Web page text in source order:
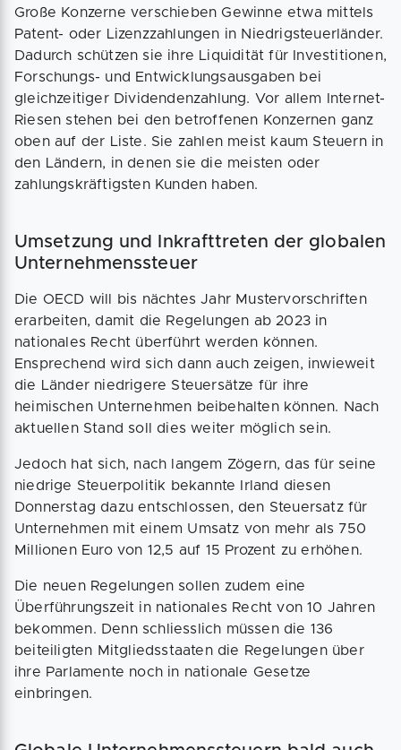
Große Konzerne verschieben Gewinne etwa mittels
Patent- oder Lizenzzahlungen in Niedrigsteuerländer.
Dadurch schützen sie ihre Liquidität für Investitionen,
Forschungs- und Entwicklungsausgaben bei
gleichzeitiger Dividendenzahlung. Vor allem Internet-
Riesen stehen bei den betroffenen Konzernen ganz
oben auf der Liste. Sie zahlen meist kaum Steuern in
den Ländern, in denen sie die meisten oder
zahlungskräftigsten Kunden haben.
Umsetzung und Inkrafttreten der globalen
Unternehmenssteuer
Die OECD will bis nächtes Jahr Mustervorschriften
erarbeiten, damit die Regelungen ab 2023 in
nationales Recht überführt werden können.
Ensprechend wird sich dann auch zeigen, inwieweit
die Länder niedrigere Steuersätze für ihre
heimischen Unternehmen beibehalten können. Nach
aktuellen Stand soll dies weiter möglich sein.
Jedoch hat sich, nach langem Zögern, das für seine
niedrige Steuerpolitik bekannte Irland diesen
Donnerstag dazu entschlossen, den Steuersatz für
Unternehmen mit einem Umsatz von mehr als 750
Millionen Euro von 12,5 auf 15 Prozent zu erhöhen.
Die neuen Regelungen sollen zudem eine
Überführungszeit in nationales Recht von 10 Jahren
bekommen. Denn schliesslich müssen die 136
beiteiligten Mitgliedsstaaten die Regelungen über
ihre Parlamente noch in nationale Gesetze
einbringen.